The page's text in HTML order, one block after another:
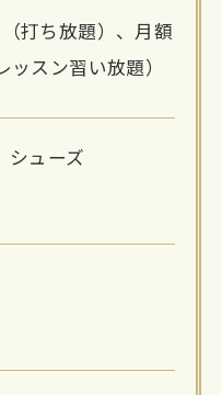
打ち放題）、月額
スン習い放題）
シューズ